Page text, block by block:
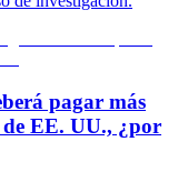
pagar más
de EE. UU., ¿por